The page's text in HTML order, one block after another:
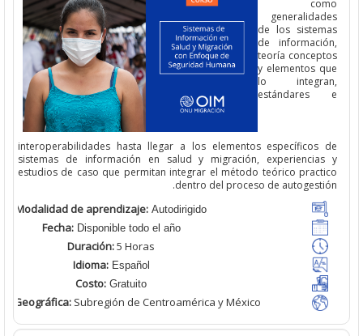
de los
de
teoría
y elementos
lo
interoperabilidades hasta llegar a los elementos
sistemas de información en salud y migración,
estudios de caso que permitan integrar el método teórico
dentro del proceso de
Modalidad de aprendizaje:Autodirigido
Fecha:Disponible todo el año
Duración:
Idioma:Español
Costo:
Cobertura Geográfica:Subregión de Centroamérica y México